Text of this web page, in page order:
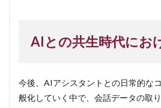
AIとの共生時代にお
今後、AIアシスタントとの日常的な
般化していく中で、会話データの取